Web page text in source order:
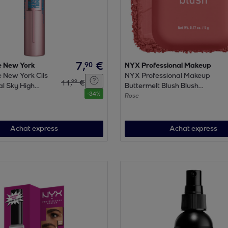
New York
New York Cils
Sky High
Very
7,90 €
11,99 €
-34%
Achat express
NYX Professional Makeup
NYX Professional Makeup
Buttermelt Blush Blush
FEELING BUTTA
Rose
Achat express